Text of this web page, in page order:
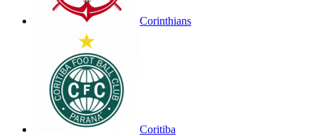
Corinthians
Coritiba